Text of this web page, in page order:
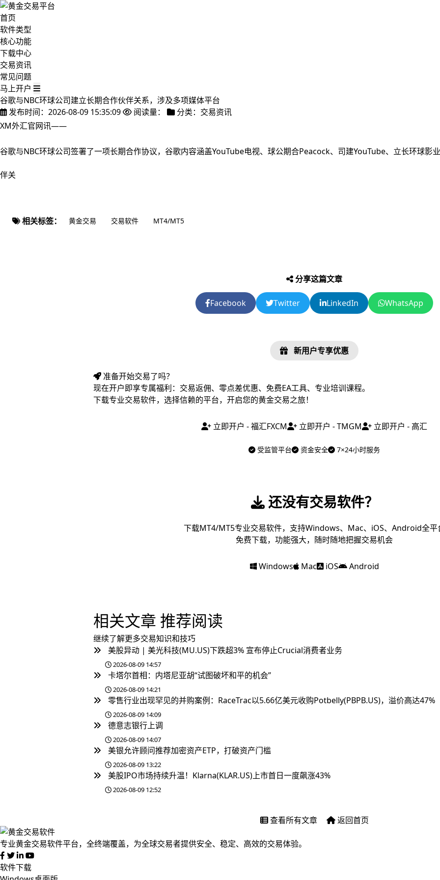
首页
软件类型
核心功能
下载中心
交易资讯
常见问题
马上开户
谷歌与NBC环球公司建立长期合作伙伴关系，涉及多项媒体平台
发布时间：2026-08-09 15:35:09
阅读量：
分类：交易资讯
XM外汇官网讯——
谷歌与NBC环球公司签署了一项长期合作协议，谷歌内容涵盖YouTube电视、球公期合Peacock、司建YouTube、立长环球影
伴关
相关标签： 黄金交易 交易软件 MT4/MT5
分享这篇文章
Facebook Twitter LinkedIn WhatsApp
新用户专享优惠
准备开始交易了吗？
现在开户即享专属福利：交易返佣、零点差优惠、免费EA工具、专业培训课程。
下载专业交易软件，选择信赖的平台，开启您的黄金交易之旅！
立即开户 - 福汇FXCM 立即开户 - TMGM 立即开户 - 高汇
受监管平台 资金安全 7×24小时服务
还没有交易软件？
下载MT4/MT5专业交易软件，支持Windows、Mac、iOS、Android全平
免费下载，功能强大，随时随地把握交易机会
Windows Mac iOS Android
相关文章 推荐阅读
继续了解更多交易知识和技巧
美股异动 | 美光科技(MU.US)下跌超3% 宣布停止Crucial消费者业务
2026-08-09 14:57
卡塔尔首相：内塔尼亚胡“试图破坏和平的机会”
2026-08-09 14:21
零售行业出现罕见的并购案例：RaceTrac以5.66亿美元收购Potbelly(PBPB.US)，溢价高达47%
2026-08-09 14:09
德意志银行上调
2026-08-09 14:07
美银允许顾问推荐加密资产ETP，打破资产门槛
2026-08-09 13:22
美股IPO市场持续升温！Klarna(KLAR.US)上市首日一度飙涨43%
2026-08-09 12:52
查看所有文章 返回首页
专业黄金交易软件平台，全终端覆盖，为全球交易者提供安全、稳定、高效的交易体验。
软件下载